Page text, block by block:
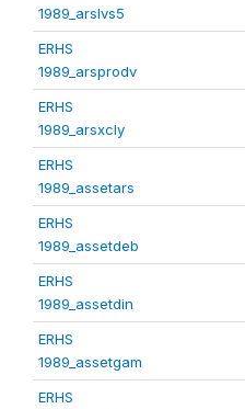
1989_arslvs5
ERHS
1989_arsprodv
ERHS
1989_arsxcly
ERHS
1989_assetars
ERHS
1989_assetdeb
ERHS
1989_assetdin
ERHS
1989_assetgam
ERHS